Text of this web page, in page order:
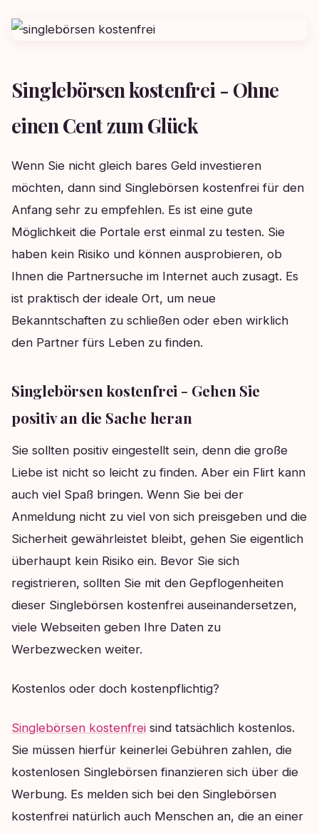
Singlebörsen kostenfrei - Ohne
einen Cent zum Glück
Wenn Sie nicht gleich bares Geld investieren
möchten, dann sind Singlebörsen kostenfrei für den
Anfang sehr zu empfehlen. Es ist eine gute
Möglichkeit die Portale erst einmal zu testen. Sie
haben kein Risiko und können ausprobieren, ob
Ihnen die Partnersuche im Internet auch zusagt. Es
ist praktisch der ideale Ort, um neue
Bekanntschaften zu schließen oder eben wirklich
den Partner fürs Leben zu finden.
Singlebörsen kostenfrei - Gehen Sie
positiv an die Sache heran
Sie sollten positiv eingestellt sein, denn die große
Liebe ist nicht so leicht zu finden. Aber ein Flirt kann
auch viel Spaß bringen. Wenn Sie bei der
Anmeldung nicht zu viel von sich preisgeben und die
Sicherheit gewährleistet bleibt, gehen Sie eigentlich
überhaupt kein Risiko ein. Bevor Sie sich
registrieren, sollten Sie mit den Gepflogenheiten
dieser Singlebörsen kostenfrei auseinandersetzen,
viele Webseiten geben Ihre Daten zu
Werbezwecken weiter.
Kostenlos oder doch kostenpflichtig?
Singlebörsen kostenfrei sind tatsächlich kostenlos.
Sie müssen hierfür keinerlei Gebühren zahlen, die
kostenlosen Singlebörsen finanzieren sich über die
Werbung. Es melden sich bei den Singlebörsen
kostenfrei natürlich auch Menschen an, die an einer